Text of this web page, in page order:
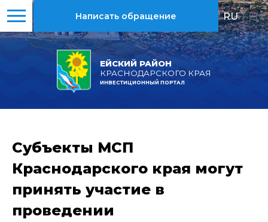
ЕЙСКИЙ РАЙОН
КРАСНОДАРСКОГО КРАЯ
ИНВЕСТИЦИОННЫЙ ПОРТАЛ
Написать обращение RU | EN
Субъекты МСП
Краснодарского края могут
принять участие в
проведении